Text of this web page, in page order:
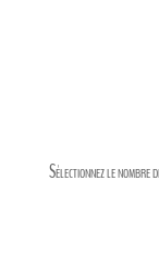
Sélectionnez le nombre